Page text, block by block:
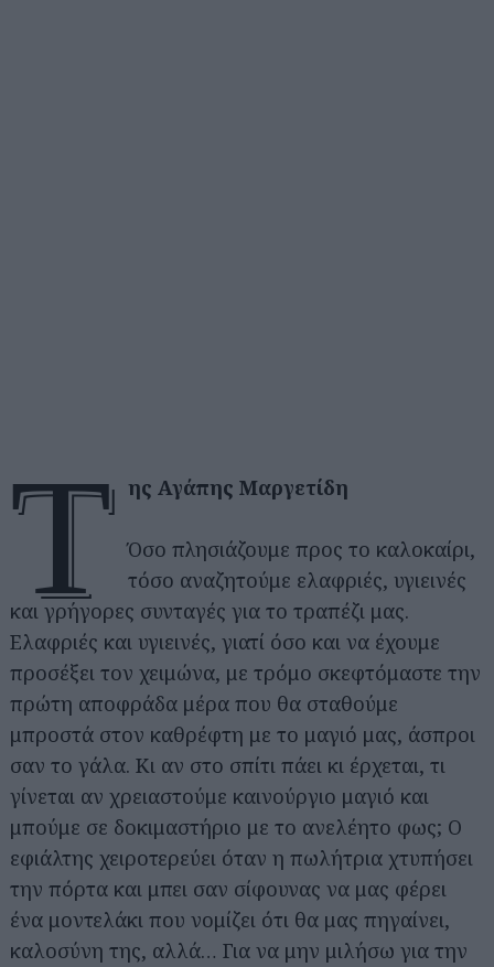
τ ης Αγάπης Μαργετίδη
Όσο πλησιάζουμε προς το καλοκαίρι,
τόσο αναζητούμε ελαφριές, υγιεινές
και γρήγορες συνταγές για το τραπέζι μας.
Ελαφριές και υγιεινές, γιατί όσο και να έχουμε
προσέξει τον χειμώνα, με τρόμο σκεφτόμαστε την
πρώτη αποφράδα μέρα που θα σταθούμε
μπροστά στον καθρέφτη με το μαγιό μας, άσπροι
σαν το γάλα. Κι αν στο σπίτι πάει κι έρχεται, τι
γίνεται αν χρειαστούμε καινούργιο μαγιό και
μπούμε σε δοκιμαστήριο με το ανελέητο φως; Ο
εφιάλτης χειροτερεύει όταν η πωλήτρια χτυπήσει
την πόρτα και μπει σαν σίφουνας να μας φέρει
ένα μοντελάκι που νομίζει ότι θα μας πηγαίνει,
καλοσύνη της, αλλά… Για να μην μιλήσω για την